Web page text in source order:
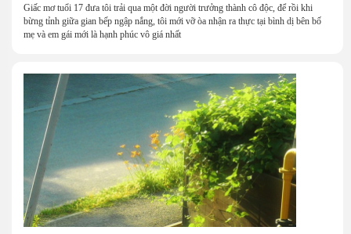
Giấc mơ tuổi 17 đưa tôi trải qua một đời người trưởng thành cô độc, để rồi khi
bừng tỉnh giữa gian bếp ngập nắng, tôi mới vỡ òa nhận ra thực tại bình dị bên bố
mẹ và em gái mới là hạnh phúc vô giá nhất